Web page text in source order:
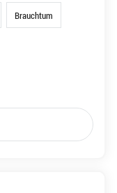
Brauchtum